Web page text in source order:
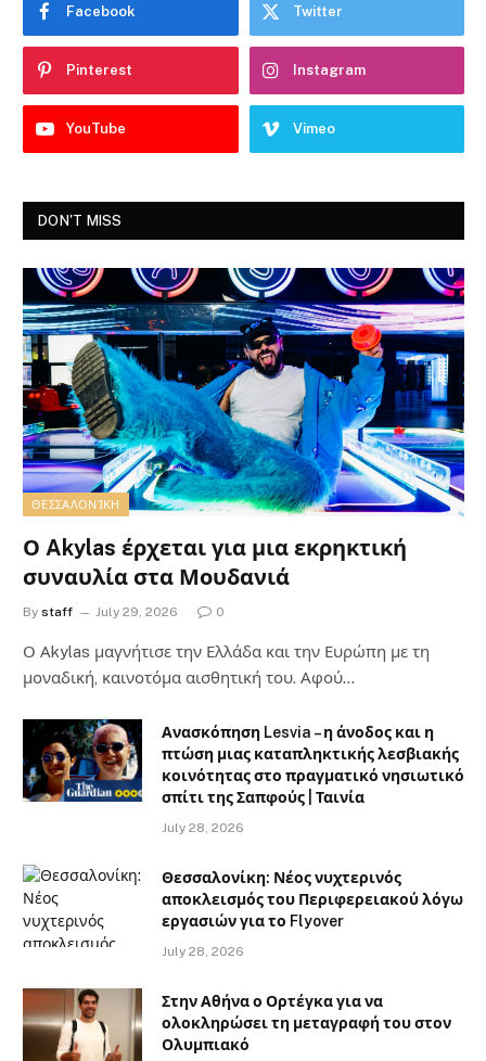
Facebook Twitter
Pinterest Instagram
YouTube Vimeo
DON'T MISS
ΘΕΣΣΑΛΟΝΊΚΗ
Ο Akylas έρχεται για μια εκρηκτική
συναυλία στα Μουδανιά
By staff July 29, 2026 0
Ο Αkylas μαγνήτισε την Ελλάδα και την Ευρώπη με τη
μοναδική, καινοτόμα αισθητική του. Αφού…
Ανασκόπηση Lesvia – η άνοδος και η
πτώση μιας καταπληκτικής λεσβιακής
κοινότητας στο πραγματικό νησιωτικό
σπίτι της Σαπφούς | Ταινία
July 28, 2026
Θεσσαλονίκη: Νέος νυχτερινός
αποκλεισμός του Περιφερειακού λόγω
εργασιών για το Flyover
July 28, 2026
Στην Αθήνα ο Ορτέγκα για να
ολοκληρώσει τη μεταγραφή του στον
Ολυμπιακό